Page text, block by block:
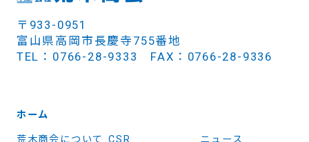
〒933-0951
富山県高岡市長慶寺755番地
TEL：0766-28-9333 FAX：0766-28-9336
ホーム
荒木商会について CSR ニュース